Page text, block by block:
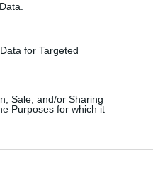
for Targeted
Sale, and/or Sharing
Purposes for which it